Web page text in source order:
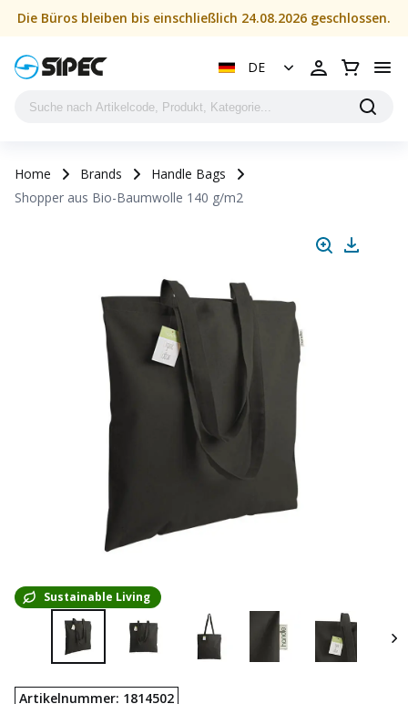
Die Büros bleiben bis einschließlich 24.08.2026 geschlossen.
DE
Home Brands
Handle Bags
Shopper aus Bio-Baumwolle 140 g/m2
Sustainable Living
Artikelnummer: 1814502